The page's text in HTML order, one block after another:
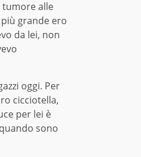
tumore alle
grande ero
da lei, non
oggi. Per
cicciotella,
per lei è
sono